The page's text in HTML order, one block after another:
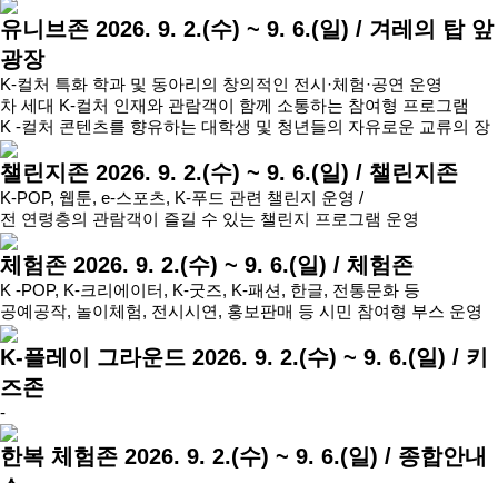
유니브존 2026. 9. 2.(수) ~ 9. 6.(일) / 겨레의 탑 앞
광장
K-컬처 특화 학과 및 동아리의 창의적인 전시·체험·공연 운영
차 세대 K-컬처 인재와 관람객이 함께 소통하는 참여형 프로그램
K -컬처 콘텐츠를 향유하는 대학생 및 청년들의 자유로운 교류의 장
챌린지존 2026. 9. 2.(수) ~ 9. 6.(일) / 챌린지존
K-POP, 웹툰, e-스포츠, K-푸드 관련 챌린지 운영 /
전 연령층의 관람객이 즐길 수 있는 챌린지 프로그램 운영
체험존 2026. 9. 2.(수) ~ 9. 6.(일) / 체험존
K -POP, K-크리에이터, K-굿즈, K-패션, 한글, 전통문화 등
공예공작, 놀이체험, 전시시연, 홍보판매 등 시민 참여형 부스 운영
K-플레이 그라운드 2026. 9. 2.(수) ~ 9. 6.(일) / 키
즈존
-
한복 체험존 2026. 9. 2.(수) ~ 9. 6.(일) / 종합안내